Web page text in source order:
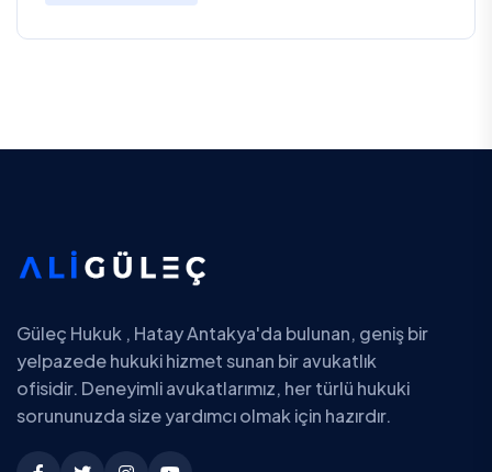
Güleç Hukuk , Hatay Antakya'da bulunan, geniş bir
yelpazede hukuki hizmet sunan bir avukatlık
ofisidir. Deneyimli avukatlarımız, her türlü hukuki
sorununuzda size yardımcı olmak için hazırdır.